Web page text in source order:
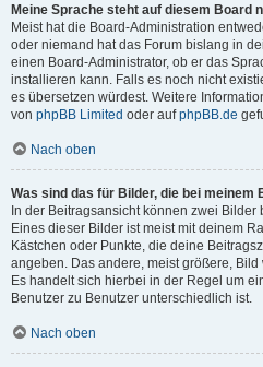
Meine Sprache steht auf diesem Board
Meist hat die Board-Administration
oder niemand hat das Forum bislang in
einen Board-Administrator, ob er das
installieren kann. Falls es noch nicht
es übersetzen würdest. Weitere
von phpBB Limited oder aufphpBB.de
Nach oben
Was sind das für Bilder, die bei meinem
In der Beitragsansicht können zwei Bilder
Eines dieser Bilder ist meist mit deinem
Kästchen oder Punkte, die deine
angeben. Das andere, meist größere, Bild
Es handelt sich hierbei in der Regel um
Benutzer zu Benutzer unterschiedlich ist.
Nach oben